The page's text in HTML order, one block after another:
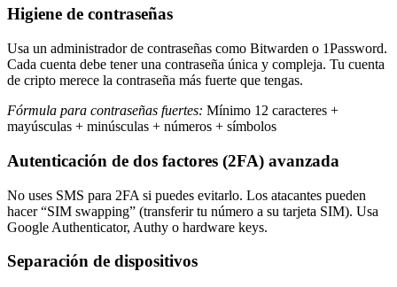
Higiene de contraseñas
Usa un administrador de contraseñas como Bitwarden o 1Password.
Cada cuenta debe tener una contraseña única y compleja. Tu cuenta
de cripto merece la contraseña más fuerte que tengas.
Fórmula para contraseñas fuertes: Mínimo 12 caracteres +
mayúsculas + minúsculas + números + símbolos
Autenticación de dos factores (2FA) avanzada
No uses SMS para 2FA si puedes evitarlo. Los atacantes pueden
hacer “SIM swapping” (transferir tu número a su tarjeta SIM). Usa
Google Authenticator, Authy o hardware keys.
Separación de dispositivos